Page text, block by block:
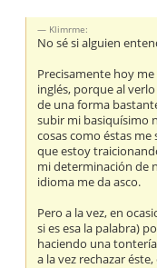
Klimrme:
No sé si alguien
Precisamente hoy
inglés, porque al
de una forma
subir mi basiquísimo
cosas como éstas
que estoy
mi determinación de
idioma me da asco.
Pero a la vez, en
si es esa la palabra)
haciendo una
a la vez rechazar